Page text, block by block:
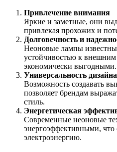
Привлечение внимания
Яркие и заметные, они
привлекая прохожих и
Долговечность и
Неоновые лампы
устойчивостью к внешним
экономически выгодными.
Универсальность дизайна
Возможность создавать
позволяет брендам
стиль.
Энергетическая
Современные неоновые
энергоэффективными, что
электроэнергию.